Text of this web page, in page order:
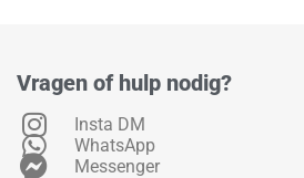
Vragen of hulp nodig?
Insta DM
WhatsApp
Messenger